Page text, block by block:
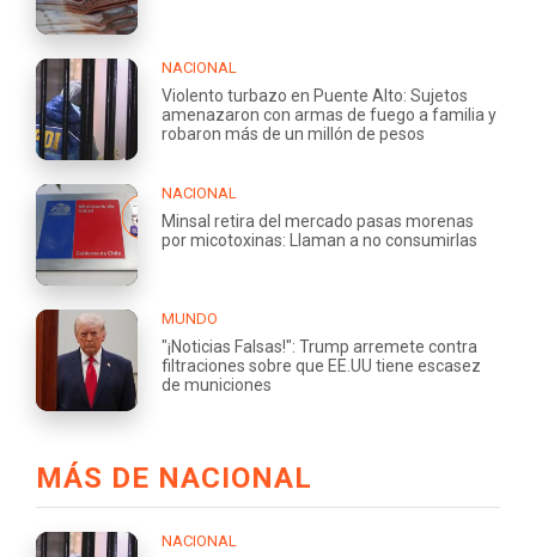
NACIONAL
Violento turbazo en Puente Alto: Sujetos
amenazaron con armas de fuego a familia y
robaron más de un millón de pesos
NACIONAL
Minsal retira del mercado pasas morenas
por micotoxinas: Llaman a no consumirlas
MUNDO
"¡Noticias Falsas!": Trump arremete contra
filtraciones sobre que EE.UU tiene escasez
de municiones
MÁS DE NACIONAL
NACIONAL